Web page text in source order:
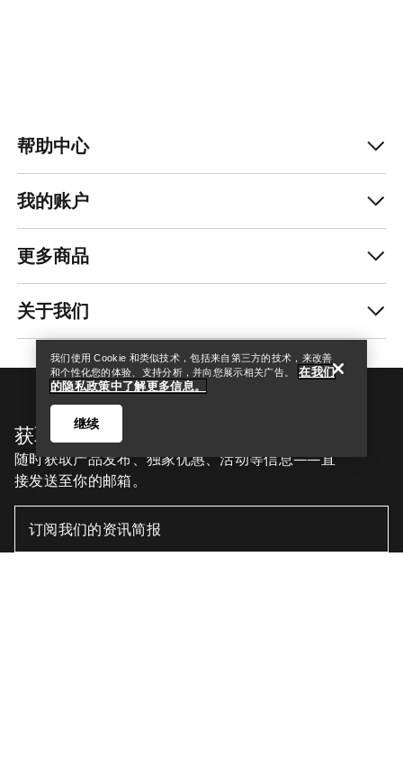
查找店铺 Help
查找店铺
帮助中心
我的账户
更多商品
关于我们
获取每周更新的探险故事
随时获取产品发布、独家优惠、活动等信息——直
接发送至你的邮箱。
我们使用 Cookie 和类似技术，包括来自第三方的技术，来改善
和个性化您的体验、支持分析，并向您展示相关广告。
在我们
的隐私政策中了解更多信息。
继续